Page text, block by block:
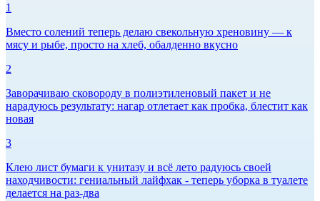
1
Вместо солений теперь делаю свекольную хреновину — к
мясу и рыбе, просто на хлеб, обалденно вкусно
2
Заворачиваю сковороду в полиэтиленовый пакет и не
нарадуюсь результату: нагар отлетает как пробка, блестит как
новая
3
Клею лист бумаги к унитазу и всё лето радуюсь своей
находчивости: гениальный лайфхак - теперь уборка в туалете
делается на раз-два